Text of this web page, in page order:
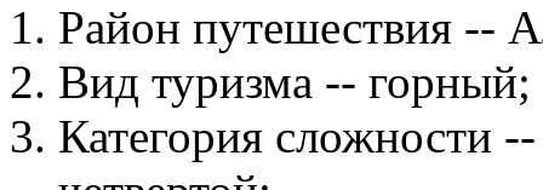
Район путешествия --
Вид туризма -- горный;
Категория сложности